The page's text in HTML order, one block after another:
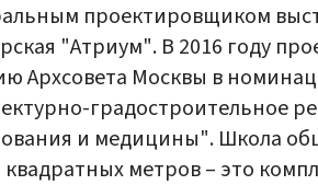
проектировщиком
"Атриум". В 2016 году
Архсовета Москвы в
градостроительное
и медицины". Школа
метров – это